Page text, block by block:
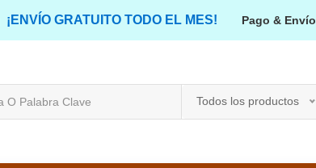
¡ENVÍO GRATUITO TODO EL MES! Pago & Envío
Todos los productos